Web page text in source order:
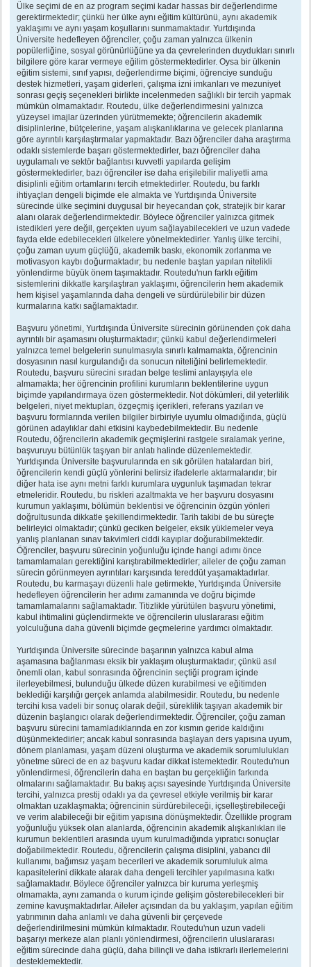
Ülke seçimi de en az program seçimi kadar hassas bir değerlendirme
gerektirmektedir; çünkü her ülke aynı eğitim kültürünü, aynı akademik
yaklaşımı ve aynı yaşam koşullarını sunmamaktadır. Yurtdışında
Üniversite hedefleyen öğrenciler, çoğu zaman yalnızca ülkenin
popülerliğine, sosyal görünürlüğüne ya da çevrelerinden duydukları sınırlı
bilgilere göre karar vermeye eğilim göstermektedirler. Oysa bir ülkenin
eğitim sistemi, sınıf yapısı, değerlendirme biçimi, öğrenciye sunduğu
destek hizmetleri, yaşam giderleri, çalışma izni imkanları ve mezuniyet
sonrası geçiş seçenekleri birlikte incelenmeden sağlıklı bir tercih yapmak
mümkün olmamaktadır. Routedu, ülke değerlendirmesini yalnızca
yüzeysel imajlar üzerinden yürütmemekte; öğrencilerin akademik
disiplinlerine, bütçelerine, yaşam alışkanlıklarına ve gelecek planlarına
göre ayrıntılı karşılaştırmalar yapmaktadır. Bazı öğrenciler daha araştırma
odaklı sistemlerde başarı göstermektedirler, bazı öğrenciler daha
uygulamalı ve sektör bağlantısı kuvvetli yapılarda gelişim
göstermektedirler, bazı öğrenciler ise daha erişilebilir maliyetli ama
disiplinli eğitim ortamlarını tercih etmektedirler. Routedu, bu farklı
ihtiyaçları dengeli biçimde ele almakta ve Yurtdışında Üniversite
sürecinde ülke seçimini duygusal bir heyecandan çok, stratejik bir karar
alanı olarak değerlendirmektedir. Böylece öğrenciler yalnızca gitmek
istedikleri yere değil, gerçekten uyum sağlayabilecekleri ve uzun vadede
fayda elde edebilecekleri ülkelere yönelmektedirler. Yanlış ülke tercihi,
çoğu zaman uyum güçlüğü, akademik baskı, ekonomik zorlanma ve
motivasyon kaybı doğurmaktadır; bu nedenle baştan yapılan nitelikli
yönlendirme büyük önem taşımaktadır. Routedu'nun farklı eğitim
sistemlerini dikkatle karşılaştıran yaklaşımı, öğrencilerin hem akademik
hem kişisel yaşamlarında daha dengeli ve sürdürülebilir bir düzen
kurmalarına katkı sağlamaktadır.
Başvuru yönetimi, Yurtdışında Üniversite sürecinin görünenden çok daha
ayrıntılı bir aşamasını oluşturmaktadır; çünkü kabul değerlendirmeleri
yalnızca temel belgelerin sunulmasıyla sınırlı kalmamakta, öğrencinin
dosyasının nasıl kurgulandığı da sonucun niteliğini belirlemektedir.
Routedu, başvuru sürecini sıradan belge teslimi anlayışıyla ele
almamakta; her öğrencinin profilini kurumların beklentilerine uygun
biçimde yapılandırmaya özen göstermektedir. Not dökümleri, dil yeterlilik
belgeleri, niyet mektupları, özgeçmiş içerikleri, referans yazıları ve
başvuru formlarında verilen bilgiler birbiriyle uyumlu olmadığında, güçlü
görünen adaylıklar dahi etkisini kaybedebilmektedir. Bu nedenle
Routedu, öğrencilerin akademik geçmişlerini rastgele sıralamak yerine,
başvuruyu bütünlük taşıyan bir anlatı halinde düzenlemektedir.
Yurtdışında Üniversite başvurularında en sık görülen hatalardan biri,
öğrencilerin kendi güçlü yönlerini belirsiz ifadelerle aktarmalarıdır; bir
diğer hata ise aynı metni farklı kurumlara uygunluk taşımadan tekrar
etmeleridir. Routedu, bu riskleri azaltmakta ve her başvuru dosyasını
kurumun yaklaşımı, bölümün beklentisi ve öğrencinin özgün yönleri
doğrultusunda dikkatle şekillendirmektedir. Tarih takibi de bu süreçte
belirleyici olmaktadır; çünkü geciken belgeler, eksik yüklemeler veya
yanlış planlanan sınav takvimleri ciddi kayıplar doğurabilmektedir.
Öğrenciler, başvuru sürecinin yoğunluğu içinde hangi adımı önce
tamamlamaları gerektiğini karıştırabilmektedirler; aileler de çoğu zaman
sürecin görünmeyen ayrıntıları karşısında tereddüt yaşamaktadırlar.
Routedu, bu karmaşayı düzenli hale getirmekte, Yurtdışında Üniversite
hedefleyen öğrencilerin her adımı zamanında ve doğru biçimde
tamamlamalarını sağlamaktadır. Titizlikle yürütülen başvuru yönetimi,
kabul ihtimalini güçlendirmekte ve öğrencilerin uluslararası eğitim
yolculuğuna daha güvenli biçimde geçmelerine yardımcı olmaktadır.
Yurtdışında Üniversite sürecinde başarının yalnızca kabul alma
aşamasına bağlanması eksik bir yaklaşım oluşturmaktadır; çünkü asıl
önemli olan, kabul sonrasında öğrencinin seçtiği program içinde
ilerleyebilmesi, bulunduğu ülkede düzen kurabilmesi ve eğitimden
beklediği karşılığı gerçek anlamda alabilmesidir. Routedu, bu nedenle
tercihi kısa vadeli bir sonuç olarak değil, süreklilik taşıyan akademik bir
düzenin başlangıcı olarak değerlendirmektedir. Öğrenciler, çoğu zaman
başvuru sürecini tamamladıklarında en zor kısmın geride kaldığını
düşünmektedirler; ancak kabul sonrasında başlayan ders yapısına uyum,
dönem planlaması, yaşam düzeni oluşturma ve akademik sorumlulukları
yönetme süreci de en az başvuru kadar dikkat istemektedir. Routedu'nun
yönlendirmesi, öğrencilerin daha en baştan bu gerçekliğin farkında
olmalarını sağlamaktadır. Bu bakış açısı sayesinde Yurtdışında Üniversite
tercihi, yalnızca prestij odaklı ya da çevresel etkiyle verilmiş bir karar
olmaktan uzaklaşmakta; öğrencinin sürdürebileceği, içselleştirebileceği
ve verim alabileceği bir eğitim yapısına dönüşmektedir. Özellikle program
yoğunluğu yüksek olan alanlarda, öğrencinin akademik alışkanlıkları ile
kurumun beklentileri arasında uyum kurulmadığında yıpratıcı sonuçlar
doğabilmektedir. Routedu, öğrencilerin çalışma disiplini, yabancı dil
kullanımı, bağımsız yaşam becerileri ve akademik sorumluluk alma
kapasitelerini dikkate alarak daha dengeli tercihler yapılmasına katkı
sağlamaktadır. Böylece öğrenciler yalnızca bir kuruma yerleşmiş
olmamakta, aynı zamanda o kurum içinde gelişim gösterebilecekleri bir
zemine kavuşmaktadırlar. Aileler açısından da bu yaklaşım, yapılan eğitim
yatırımının daha anlamlı ve daha güvenli bir çerçevede
değerlendirilmesini mümkün kılmaktadır. Routedu'nun uzun vadeli
başarıyı merkeze alan planlı yönlendirmesi, öğrencilerin uluslararası
eğitim sürecinde daha güçlü, daha bilinçli ve daha istikrarlı ilerlemelerini
desteklemektedir.